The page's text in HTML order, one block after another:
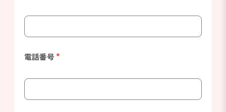
電話番号 *